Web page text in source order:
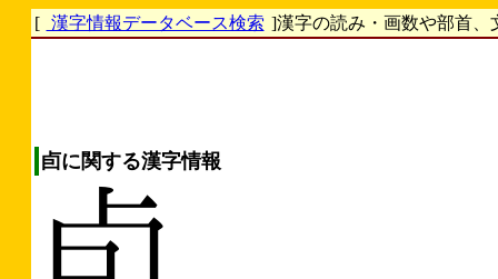
[ 漢字情報データベース検索 ]漢字の読み・画数や部首、
卣に関する漢字情報